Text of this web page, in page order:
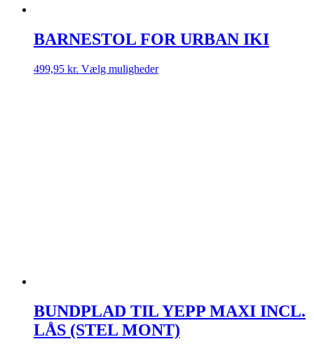
BARNESTOL FOR URBAN IKI
499,95 kr. Vælg mulighederDette
BUNDPLAD TIL YEPP MAXI INCL.
LÅS (STEL MONT)